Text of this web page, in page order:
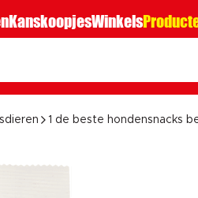
KanskoopjesWinkels
1 de beste hondensnacks